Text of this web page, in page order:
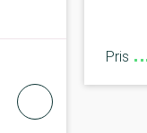
Pris